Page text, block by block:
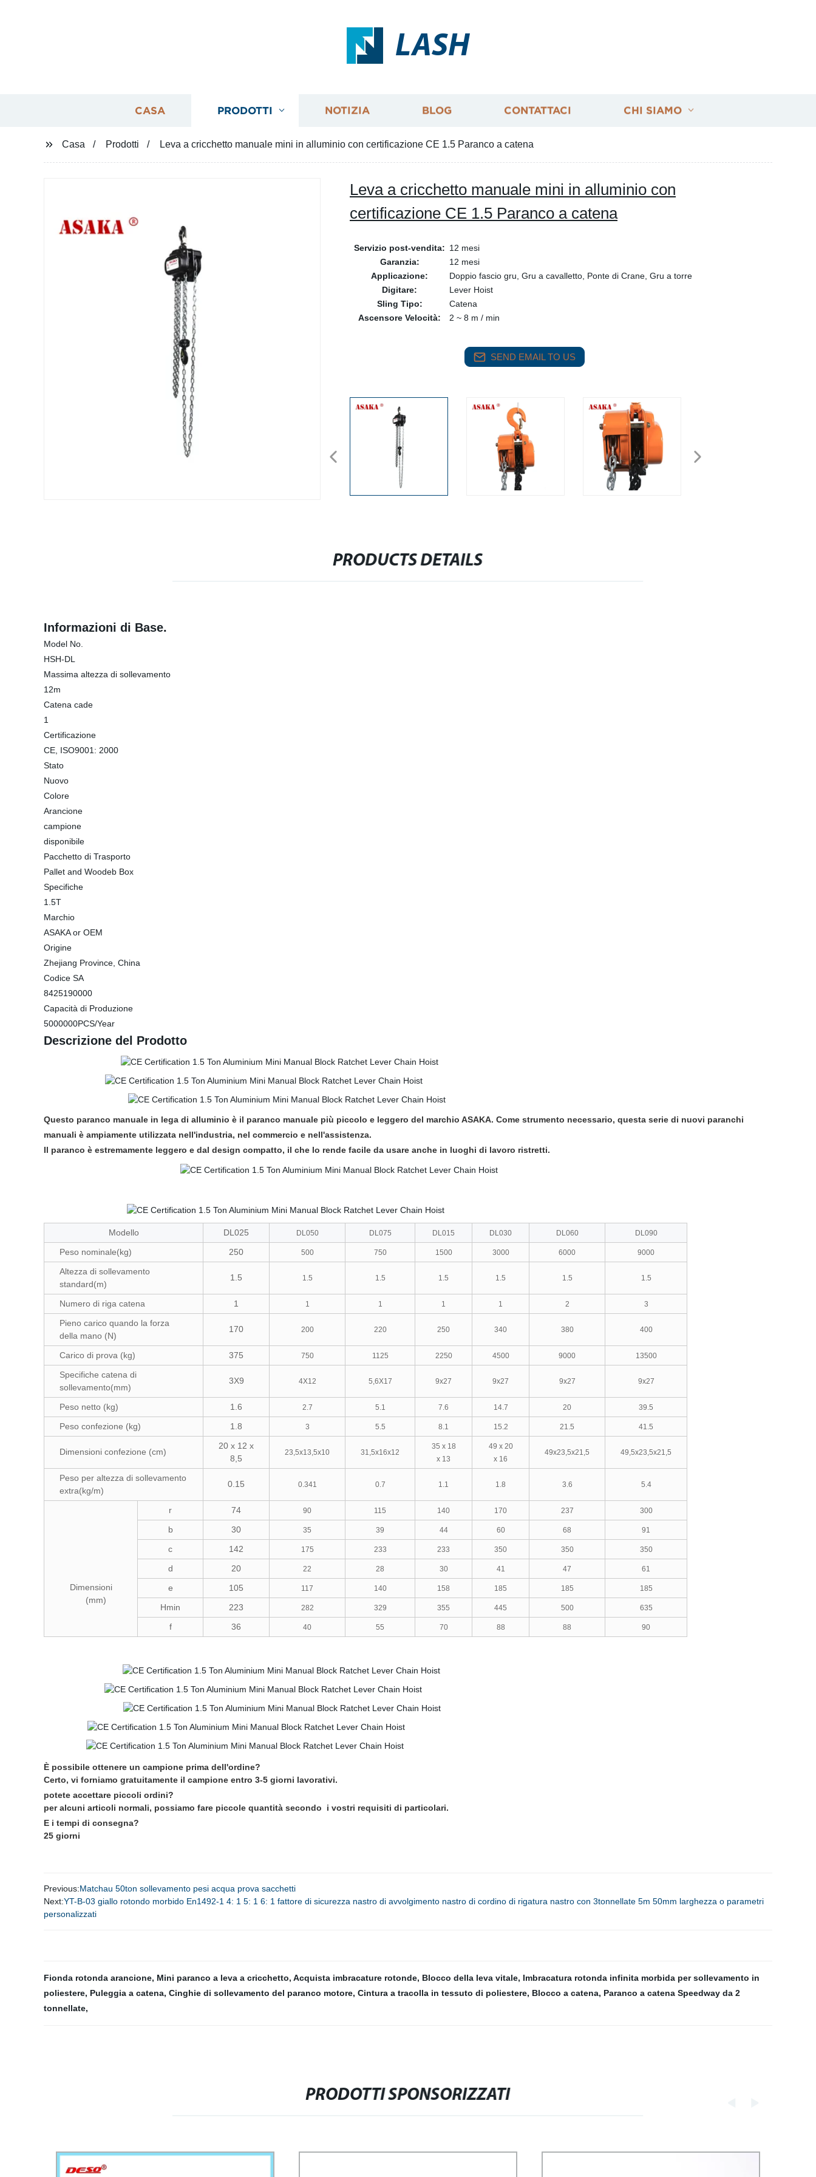
LASH
CASA PRODOTTI NOTIZIA BLOG CONTATTACI CHI SIAMO
Casa Prodotti Leva a cricchetto manuale mini in alluminio con certificazione CE 1.5 Paranco a catena
Leva a cricchetto manuale mini in alluminio con
certificazione CE 1.5 Paranco a catena
Servizio post-vendita: 12 mesi
Garanzia:
12 mesi
Applicazione:
Doppio fascio gru, Gru a cavalletto, Ponte di Crane, Gru a torre
Digitare:
Lever Hoist
Sling Tipo:
Catena
Ascensore Velocità:
2 ~ 8 m / min
SEND EMAIL TO US
PRODUCTS DETAILS
Informazioni di Base.
Model No.
HSH-DL
Massima altezza di sollevamento
12m
Catena cade
1
Certificazione
CE, ISO9001: 2000
Stato
Nuovo
Colore
Arancione
campione
disponibile
Pacchetto di Trasporto
Pallet and Woodeb Box
Specifiche
1.5T
Marchio
ASAKA or OEM
Origine
Zhejiang Province, China
Codice SA
8425190000
Capacità di Produzione
5000000PCS/Year
Descrizione del Prodotto
Questo paranco manuale in lega di alluminio è il paranco manuale più piccolo e leggero del marchio ASAKA. Come strumento necessario, questa serie di nuovi paranchi
manuali è ampiamente utilizzata nell'industria, nel commercio e nell'assistenza.
Il paranco è estremamente leggero e dal design compatto, il che lo rende facile da usare anche in luoghi di lavoro ristretti.
Modello DL025 DL050 DL075 DL015 DL030 DL060 DL090
Peso nominale(kg) 250 500 750 1500 3000 6000 9000
Altezza di sollevamento
standard(m)
1.5 1.5 1.5 1.5 1.5 1.5 1.5
Numero di riga catena 1 1 1 1 1 2 3
Pieno carico quando la forza
della mano (N)
170 200 220 250 340 380 400
Carico di prova (kg) 375 750 1125 2250 4500 9000 13500
Specifiche catena di
sollevamento(mm)
3X9 4X12 5,6X17 9x27 9x27 9x27 9x27
Peso netto (kg) 1.6 2.7 5.1 7.6 14.7 20 39.5
Peso confezione (kg) 1.8 3 5.5 8.1 15.2 21.5 41.5
Dimensioni confezione (cm)
20 x 12 x
8,5
23,5x13,5x10 31,5x16x12
35 x 18
x 13
49 x 20
x 16
49x23,5x21,5 49,5x23,5x21,5
Peso per altezza di sollevamento
extra(kg/m)
0.15 0.341 0.7 1.1 1.8 3.6 5.4
Dimensioni
(mm)
r 74 90 115 140 170 237 300
b 30 35 39 44 60 68 91
c 142 175 233 233 350 350 350
d 20 22 28 30 41 47 61
e 105 117 140 158 185 185 185
Hmin 223 282 329 355 445 500 635
f 36 40 55 70 88 88 90
È possibile ottenere un campione prima dell'ordine?
Certo, vi forniamo gratuitamente il campione entro 3-5 giorni lavorativi.
potete accettare piccoli ordini?
per alcuni articoli normali, possiamo fare piccole quantità secondo
i vostri requisiti di particolari.
E i tempi di consegna?
25 giorni
Previous:Matchau 50ton sollevamento pesi acqua prova sacchetti
Next:YT-B-03 giallo rotondo morbido En1492-1 4: 1 5: 1 6: 1 fattore di sicurezza nastro di avvolgimento nastro di cordino di rigatura nastro con 3tonnellate 5m 50mm larghezza o parametri
personalizzati
Fionda rotonda arancione, Mini paranco a leva a cricchetto, Acquista imbracature rotonde, Blocco della leva vitale, Imbracatura rotonda infinita morbida per sollevamento in
poliestere, Puleggia a catena, Cinghie di sollevamento del paranco motore, Cintura a tracolla in tessuto di poliestere, Blocco a catena, Paranco a catena Speedway da 2
tonnellate,
PRODOTTI SPONSORIZZATI